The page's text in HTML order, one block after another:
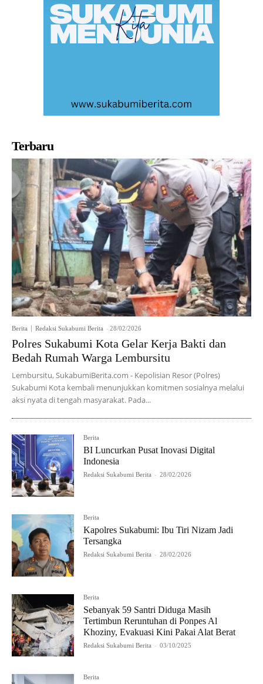
Terbaru
Berita Redaksi Sukabumi Berita - 28/02/2026
Polres Sukabumi Kota Gelar Kerja Bakti dan
Bedah Rumah Warga Lembursitu
Lembursitu, SukabumiBerita.com - Kepolisian Resor (Polres)
Sukabumi Kota kembali menunjukkan komitmen sosialnya melalui
aksi nyata di tengah masyarakat. Pada...
Berita
BI Luncurkan Pusat Inovasi Digital
Indonesia
Redaksi Sukabumi Berita - 28/02/2026
Berita
Kapolres Sukabumi: Ibu Tiri Nizam Jadi
Tersangka
Redaksi Sukabumi Berita - 28/02/2026
Berita
Sebanyak 59 Santri Diduga Masih
Tertimbun Reruntuhan di Ponpes Al
Khoziny, Evakuasi Kini Pakai Alat Berat
Redaksi Sukabumi Berita - 03/10/2025
Berita